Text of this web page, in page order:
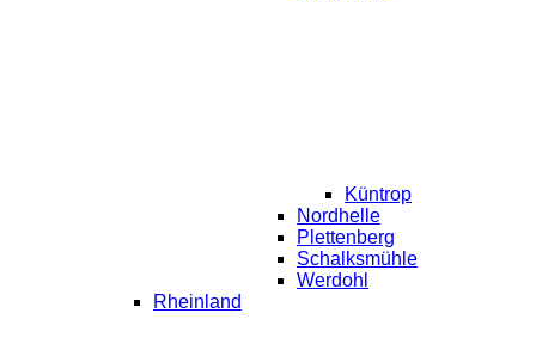
Küntrop
Nordhelle
Plettenberg
Schalksmühle
Werdohl
Rheinland